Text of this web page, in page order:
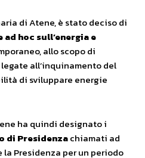
di Atene, è stato deciso di
ad hoc sull’energia e
allo scopo di
all’inquinamento del
di sviluppare energie
ha quindi designato i
di Presidenzachiamati ad
Presidenza per un periodo